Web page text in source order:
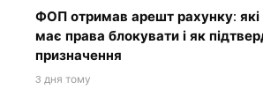
ФОП отримав арешт рахунку: які
має права блокувати і як
призначення
3 дня тому